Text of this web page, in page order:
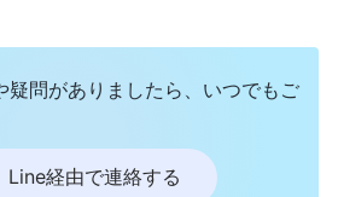
る。
おいて現れる』について
いて現れる』は全能神、終わり
疑問がありましたら、いつでもご
Line経由で連絡する